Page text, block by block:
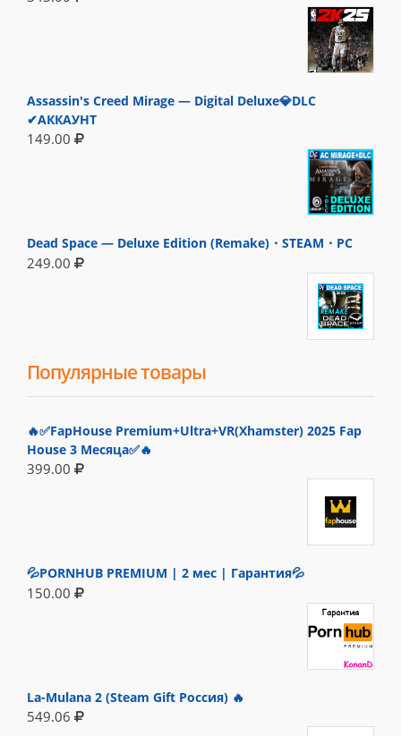
Assassin's Creed Mirage — Digital Deluxe💎DLC
✔АККАУНТ
149.00
Dead Space — Deluxe Edition (Remake)・STEAM・PC
249.00
Популярные товары
🔥✅FapHouse Premium+Ultra+VR(Xhamster) 2025 Fap
House 3 Месяца✅🔥
399.00
💦PORNHUB PREMIUM | 2 мес | Гарантия💦
150.00
La-Mulana 2 (Steam Gift Россия) 🔥
549.06